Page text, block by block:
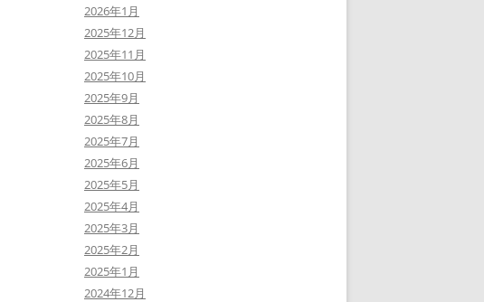
2026年1月
2025年12月
2025年11月
2025年10月
2025年9月
2025年8月
2025年7月
2025年6月
2025年5月
2025年4月
2025年3月
2025年2月
2025年1月
2024年12月